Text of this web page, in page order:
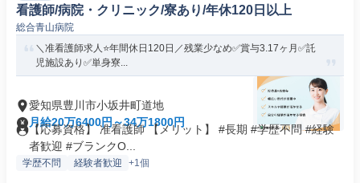
看護師/病院・クリニック/寮あり/年休120日以上
総合青山病院
＼准看護師求人⭐年間休日120日／残業少なめ✅️賞与3.17ヶ月✅️託
児施設あり✅️単身寮...
愛知県豊川市小坂井町道地
月給20万6400円～34万1800円
【応募資格】 准看護師 【メリット】 #長期 #学歴不問 #経験
者歓迎 #ブランクO...
学歴不問 経験者歓迎 +1個